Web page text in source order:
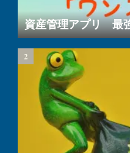
資産管理アプリ 最